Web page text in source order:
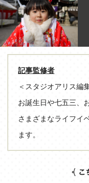
記事監修者
＜スタジオアリス編
お誕生日や七五三、
さまざまなライフイ
ます。